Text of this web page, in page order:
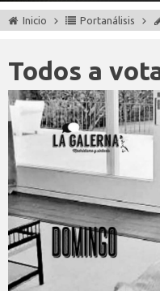
Inicio Portanálisis
Todos a